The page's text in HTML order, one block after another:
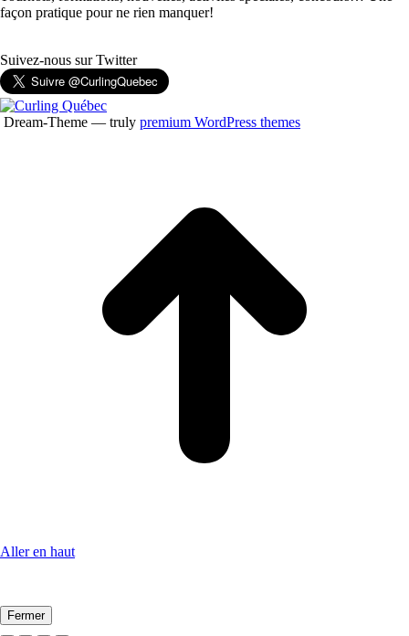
façon pratique pour ne rien manquer!
Suivez-nous sur Twitter
Dream-Theme — truly premium WordPress themes
Aller en haut
Fermer